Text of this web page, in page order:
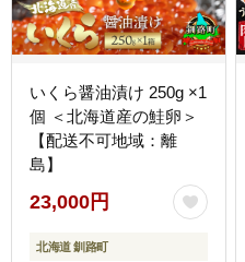
いくら醤油漬け 250g ×1
個 ＜北海道産の鮭卵＞
【配送不可地域：離
島】
23,000円
北海道 釧路町